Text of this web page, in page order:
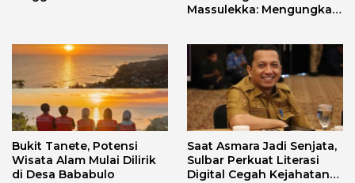
Massulekka: Mengungkap
Bukit Tanete, Potensi
Wisata Alam Mulai Dilirik
di Desa Bababulo
Saat Asmara Jadi Senjata,
Sulbar Perkuat Literasi
Digital Cegah Kejahatan